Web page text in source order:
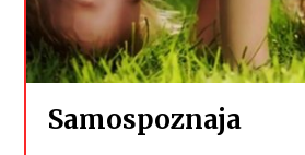
Samospoznaja